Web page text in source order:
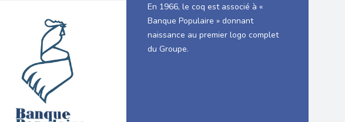
En 1966, le coq est associé à «
Banque Populaire » donnant
naissance au premier logo complet
du Groupe.